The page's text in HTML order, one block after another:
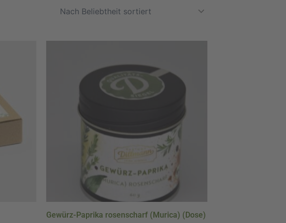
Gewürz-Paprika rosenscharf (Murica) (Dose)